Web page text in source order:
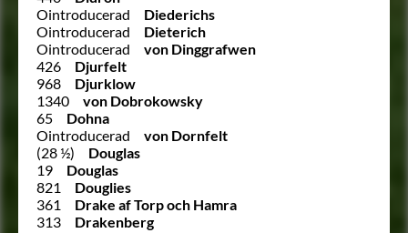
Ointroducerad
Diederichs
Ointroducerad
Dieterich
Ointroducerad
von Dinggrafwen
426
Djurfelt
968
Djurklow
1340
von Dobrokowsky
65
Dohna
Ointroducerad
von Dornfelt
(28 ½)
Douglas
19
Douglas
821
Douglies
361
Drake af Torp och Hamra
313
Drakenberg